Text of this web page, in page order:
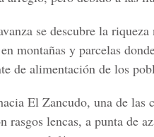
se descubre la
montañas y parcelas
de alimentación de los
El Zancudo, una de las
rasgos lencas, a punta de